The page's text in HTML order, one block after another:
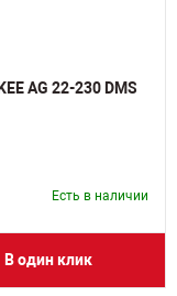
AG 22-230 DMS
Есть в наличии
В один клик